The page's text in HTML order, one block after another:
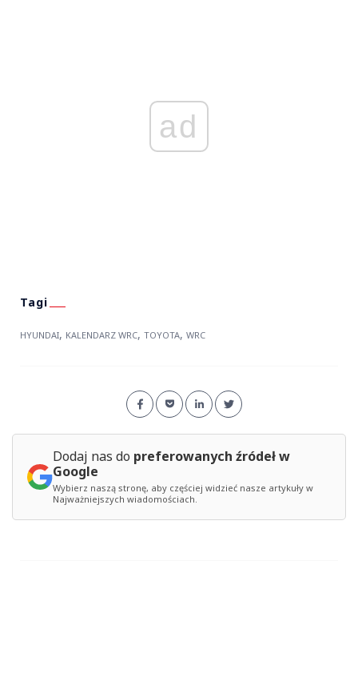
ad
HYUNDAI, KALENDARZ WRC, TOYOTA, WRC
Dodaj nas do preferowanych źródeł w
Google
Wybierz naszą stronę, aby częściej widzieć nasze artykuły w
Najważniejszych wiadomościach.